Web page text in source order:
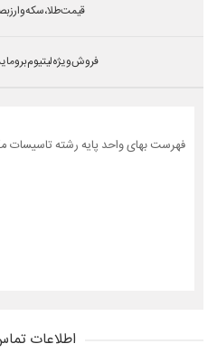
قیمت طلا،سکه و ارز
فروش ویژه لیتیوم
فهرست بهای واحد پایه رشته تاسیسات
اطلاعات